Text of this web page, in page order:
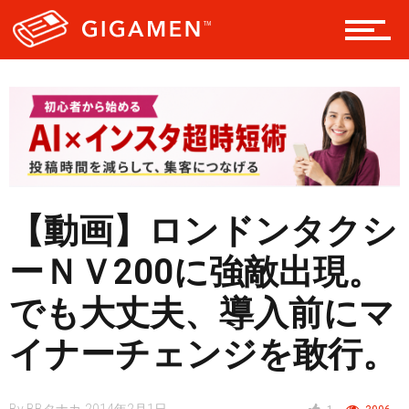
テック
レジャー
ヘルス・健康
スタイル
【動画】ロンドンタクシ
ーＮＶ200に強敵出現。
でも大丈夫、導入前にマ
イナーチェンジを敢行。